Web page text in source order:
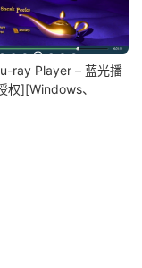
ray Player – 蓝光播
权][Windows、